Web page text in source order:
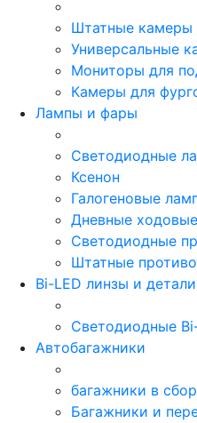
Штатные камеры
Универсальные
Мониторы для
Камеры для
Лампы и фары
Светодиодные
Ксенон
Галогеновые
Дневные
Светодиодные
Штатные
Bi-LED линзы и
Светодиодные
Автобагажники
багажники в
Багажники и